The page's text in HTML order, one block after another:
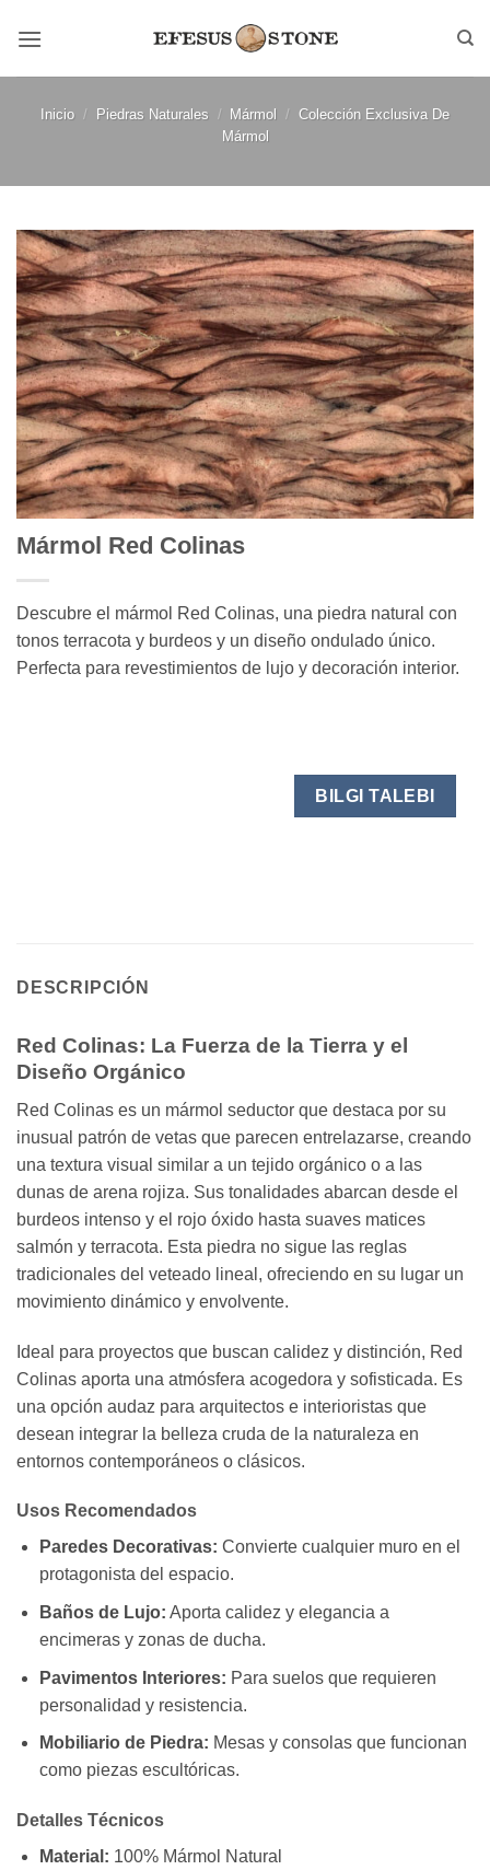
Inicio / Piedras Naturales / Mármol / Colección Exclusiva De
Mármol
Mármol Red Colinas
Descubre el mármol Red Colinas, una piedra natural con
tonos terracota y burdeos y un diseño ondulado único.
Perfecta para revestimientos de lujo y decoración interior.
BILGI TALEBI
DESCRIPCIÓN
Red Colinas: La Fuerza de la Tierra y el
Diseño Orgánico
Red Colinas es un mármol seductor que destaca por su
inusual patrón de vetas que parecen entrelazarse, creando
una textura visual similar a un tejido orgánico o a las
dunas de arena rojiza. Sus tonalidades abarcan desde el
burdeos intenso y el rojo óxido hasta suaves matices
salmón y terracota. Esta piedra no sigue las reglas
tradicionales del veteado lineal, ofreciendo en su lugar un
movimiento dinámico y envolvente.
Ideal para proyectos que buscan calidez y distinción, Red
Colinas aporta una atmósfera acogedora y sofisticada. Es
una opción audaz para arquitectos e interioristas que
desean integrar la belleza cruda de la naturaleza en
entornos contemporáneos o clásicos.
Usos Recomendados
Paredes Decorativas: Convierte cualquier muro en el
protagonista del espacio.
Baños de Lujo: Aporta calidez y elegancia a
encimeras y zonas de ducha.
Pavimentos Interiores: Para suelos que requieren
personalidad y resistencia.
Mobiliario de Piedra: Mesas y consolas que funcionan
como piezas escultóricas.
Detalles Técnicos
Material: 100% Mármol Natural